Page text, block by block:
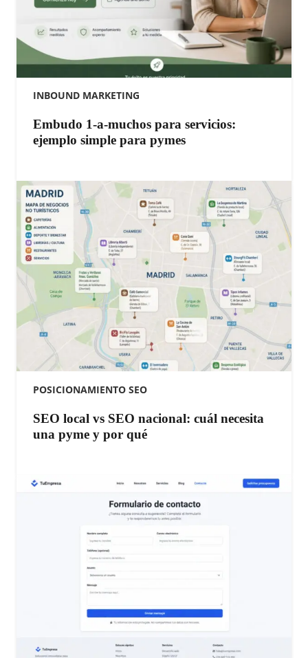
INBOUND MARKETING
Embudo 1-a-muchos para servicios:
ejemplo simple para pymes
POSICIONAMIENTO SEO
SEO local vs SEO nacional: cuál necesita
una pyme y por qué